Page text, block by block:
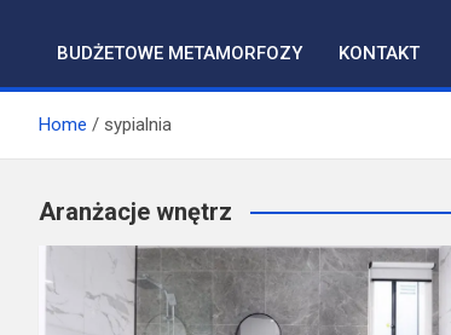
BUDŻETOWE METAMORFOZY KONTAKT
Home sypialnia
Aranżacje wnętrz